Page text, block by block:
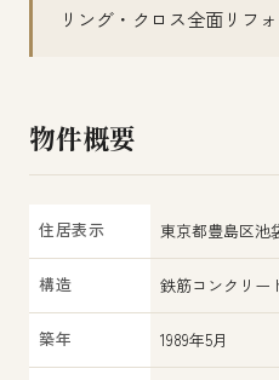
リング・クロス全面リフ
物件概要
住居表示 東京都豊島区池
構造 鉄筋コンクリー
築年 1989年5月